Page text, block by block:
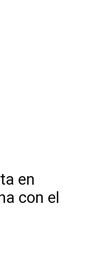
en
con el